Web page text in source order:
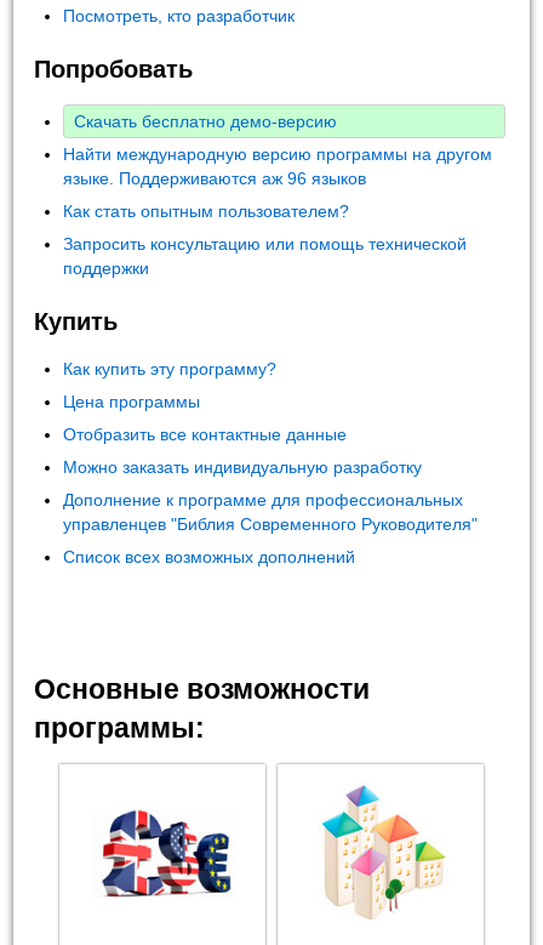
Посмотреть, кто разработчик
Попробовать
Скачать бесплатно демо-версию
Найти международную версию программы на другом
языке. Поддерживаются аж 96 языков
Как стать опытным пользователем?
Запросить консультацию или помощь технической
поддержки
Купить
Как купить эту программу?
Цена программы
Отобразить все контактные данные
Можно заказать индивидуальную разработку
Дополнение к программе для профессиональных
управленцев "Библия Современного Руководителя"
Список всех возможных дополнений
Основные возможности
программы: